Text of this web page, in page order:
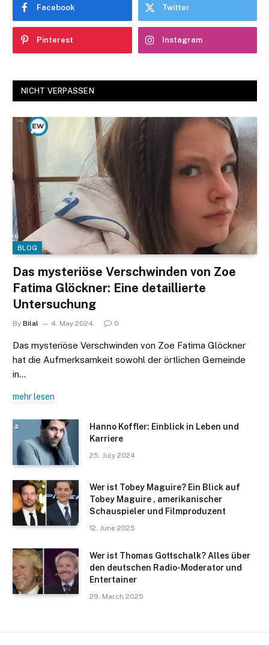
Facebook Twitter
Pinterest Instagram
NICHT VERPASSEN
BLOG
Das mysteriöse Verschwinden von Zoe
Fatima Glöckner: Eine detaillierte
Untersuchung
By Bilal 4. May 2024 0
Das mysteriöse Verschwinden von Zoe Fatima Glöckner
hat die Aufmerksamkeit sowohl der örtlichen Gemeinde
in…
mehr lesen
Hanno Koffler: Einblick in Leben und
Karriere
25. July 2024
Wer ist Tobey Maguire? Ein Blick auf
Tobey Maguire , amerikanischer
Schauspieler und Filmproduzent
12. June 2025
Wer ist Thomas Gottschalk? Alles über
den deutschen Radio-Moderator und
Entertainer
29. March 2025